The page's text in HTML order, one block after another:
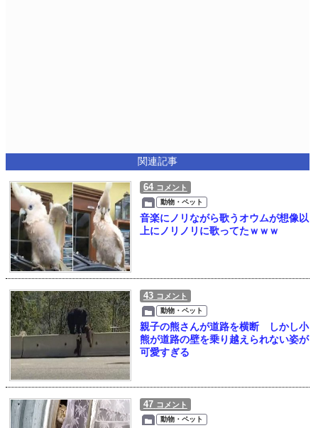
関連記事
64 コメント
動物・ペット
音楽にノリながら歌うオウムが想像以
上にノリノリに歌ってたｗｗｗ
43 コメント
動物・ペット
親子の熊さんが道路を横断 しかし小
熊が道路の壁を乗り越えられない姿が
可愛すぎる
47 コメント
動物・ペット